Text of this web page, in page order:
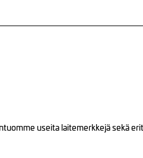
useita laitemerkkejä sekä